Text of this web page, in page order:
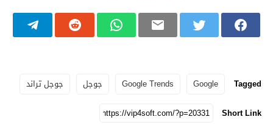
Tagged
Google
Google Trends جوجل
جوجل تراند
Short Link